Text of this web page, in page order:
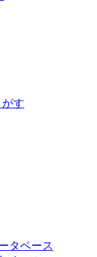
す
タベース